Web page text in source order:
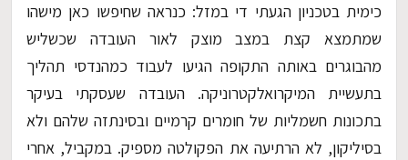
כימית בטכניון הגעתי די במזל: כנראה שחיפשו כאן מישהו
שמתמצא קצת במצב מוצק לאור העובדה שכשליש
מהבוגרים באותה התקופה הגיעו לעבוד כמהנדסי תהליך
בתעשיית המיקרואלקטרוניקה. העובדה שעסקתי בעיקר
בתכונות חשמליות של חומרים קרמיים ובסינתזה שלהם ולא
בסיליקון, לא הרתיעה את הפקולטה מספיק. במקביל, אחרי